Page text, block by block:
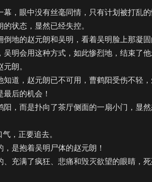
，眼中没有丝毫同情，只有计划被打乱的
状态，显然已经失控。
地的赵元朗和吴明，看着吴明脸上那凝
明会用这种方式，如此惨烈地，结束了
朗。
道，赵元朗已不可用，曹鹤阳受伤不轻，
后的机会！
，而是扑向了茶厅侧面的一扇小门，显
，正要追去。
是抱着吴明尸体的赵元朗！
充满了疯狂、悲痛和毁灭欲望的眼睛，死